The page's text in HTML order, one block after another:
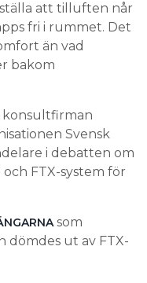
att tilluften når
fri i rummet. Det
än vad
bakom
konsultfirman
Svensk
i debatten om
och FTX-system för
som
dömdes ut av FTX-